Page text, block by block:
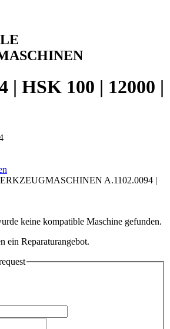
| HSK 100 | 12000 |
keine kompatible Maschine gefunden.
ein Reparaturangebot.